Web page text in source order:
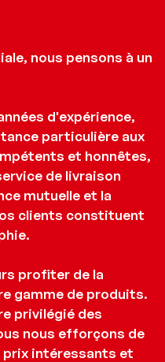
nous pensons à un
d'expérience,
particulière aux
et honnêtes,
de livraison
mutuelle et la
clients constituent
profiter de la
gamme de produits.
privilégié des
nous efforçons de
prix intéressants et